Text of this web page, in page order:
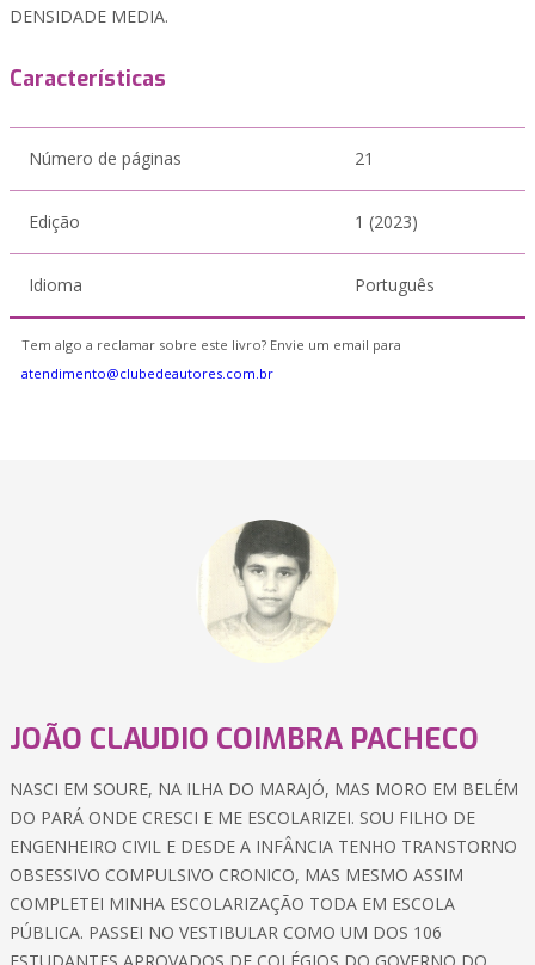
DENSIDADE MEDIA.
Características
Número de páginas 21
Edição 1 (2023)
Idioma Português
Tem algo a reclamar sobre este livro? Envie um email para
atendimento@clubedeautores.com.br
JOÃO CLAUDIO COIMBRA PACHECO
NASCI EM SOURE, NA ILHA DO MARAJÓ, MAS MORO EM BELÉM
DO PARÁ ONDE CRESCI E ME ESCOLARIZEI. SOU FILHO DE
ENGENHEIRO CIVIL E DESDE A INFÂNCIA TENHO TRANSTORNO
OBSESSIVO COMPULSIVO CRONICO, MAS MESMO ASSIM
COMPLETEI MINHA ESCOLARIZAÇÃO TODA EM ESCOLA
PÚBLICA. PASSEI NO VESTIBULAR COMO UM DOS 106